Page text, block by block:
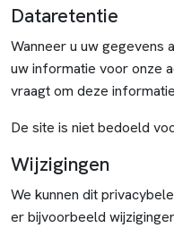
Dataretentie
Wanneer u uw gegevens
uw informatie voor onze
vraagt om deze
De site is niet bedoeld
Wijzigingen
We kunnen dit
er bijvoorbeeld